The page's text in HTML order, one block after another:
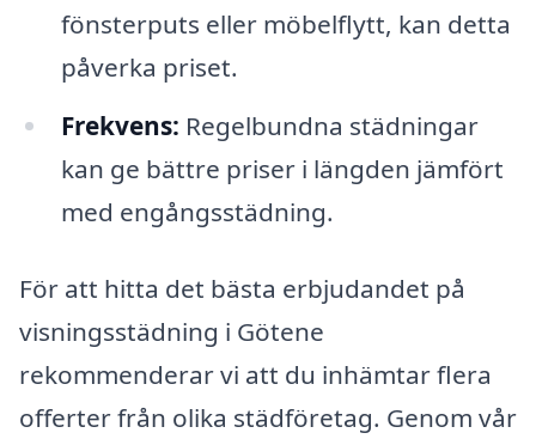
fönsterputs eller möbelflytt, kan detta
påverka priset.
Frekvens: Regelbundna städningar
kan ge bättre priser i längden jämfört
med engångsstädning.
För att hitta det bästa erbjudandet på
visningsstädning i Götene
rekommenderar vi att du inhämtar flera
offerter från olika städföretag. Genom vår